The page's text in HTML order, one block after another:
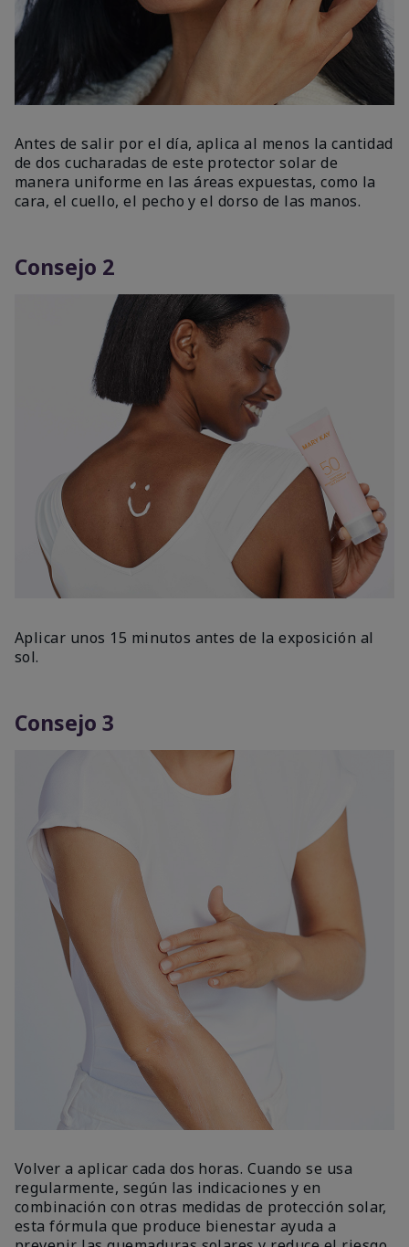
Antes de salir por el día, aplica al menos la cantidad
de dos cucharadas de este protector solar de
manera uniforme en las áreas expuestas, como la
cara, el cuello, el pecho y el dorso de las manos.
Consejo 2
Aplicar unos 15 minutos antes de la exposición al
sol.
Consejo 3
Volver a aplicar cada dos horas. Cuando se usa
regularmente, según las indicaciones y en
combinación con otras medidas de protección solar,
esta fórmula que produce bienestar ayuda a